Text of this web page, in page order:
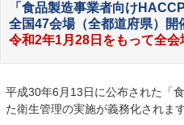
「食品製造事業者向け
全国47会場（全都道府県）開
令和2年1月28日をもって全会
平成30年6月13日に公布された「
た衛生管理の実施が義務化されます